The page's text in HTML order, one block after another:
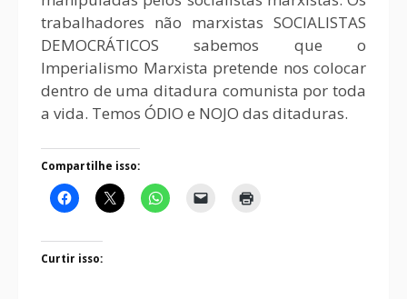
trabalhadores não marxistas SOCIALISTAS
DEMOCRÁTICOS sabemos que o
Imperialismo Marxista pretende nos colocar
dentro de uma ditadura comunista por toda
a vida. Temos ÓDIO e NOJO das ditaduras.
Compartilhe isso:
Curtir isso: